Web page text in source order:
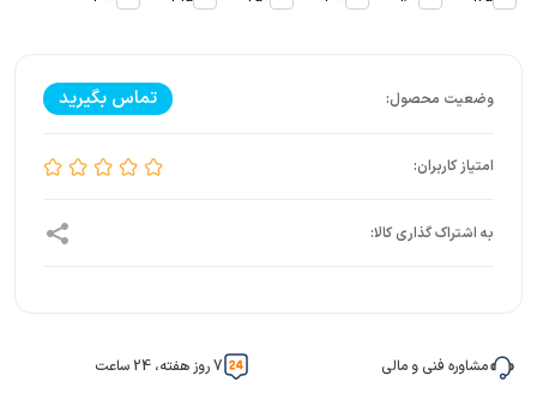
تماس بگیرید
مشاوره فنی و مالی 7 روز هفته، 24 ساعت